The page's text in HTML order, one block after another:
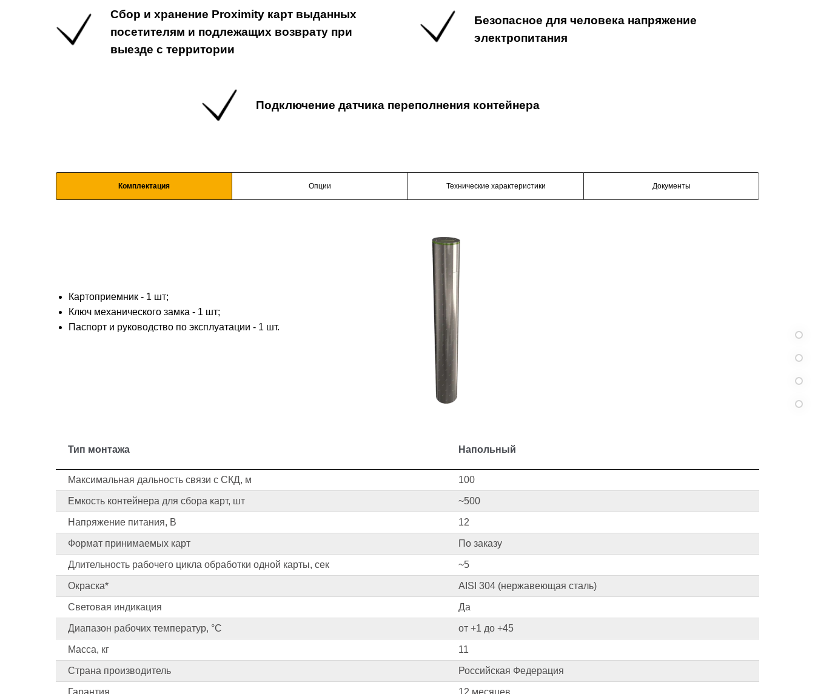
Сбор и хранение Proximity карт выданных
посетителям и подлежащих возврату при
выезде с территории
Безопасное для человека напряжение
электропитания
Подключение датчика переполнения контейнера
Комплектация Опции Технические характеристики Документы
Картоприемник - 1 шт;
Ключ механического замка - 1 шт;
Паспорт и руководство по эксплуатации - 1 шт.
Считыватель под заказ.
Блок питания.
Анкера.
*Под заказ возможна окраска картоприёмника в другие цвета по каталогу
RAL. Срок изготовления и стоимость оговариваются дополнительно.
Тип монтажа Напольный
Максимальная дальность связи с СКД, м 100
Емкость контейнера для сбора карт, шт ~500
Напряжение питания, В 12
Формат принимаемых карт По заказу
Длительность рабочего цикла обработки одной карты, сек ~5
Окраска* AISI 304 (нержавеющая сталь)
Световая индикация Да
Диапазон рабочих температур, °С от +1 до +45
Масса, кг 11
Страна производитель Российская Федерация
Гарантия 12 месяцев